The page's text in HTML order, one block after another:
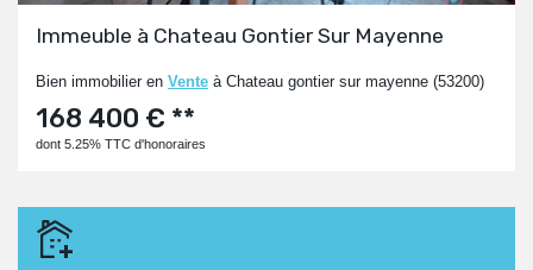
Immeuble à Chateau Gontier Sur Mayenne
Bien immobilier en Vente à Chateau gontier sur mayenne (53200)
168 400 € **
dont 5.25% TTC d'honoraires